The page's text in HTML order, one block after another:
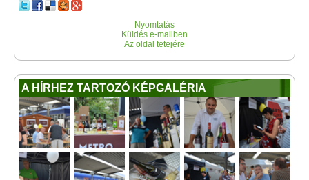
Nyomtatás
Küldés e-mailben
Az oldal tetejére
A HÍRHEZ TARTOZÓ KÉPGALÉRIA